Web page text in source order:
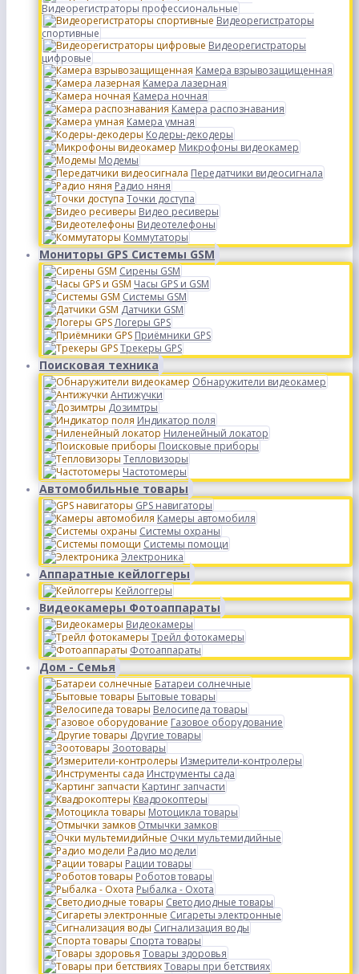
Видеорегистраторы профессиональные
Видеорегистраторы
спортивные
Видеорегистраторы
цифровые
Камера взрывозащищенная
Камера лазерная
Камера ночная
Камера распознавания
Камера умная
Кодеры-декодеры
Микрофоны видеокамер
Модемы
Передатчики видеосигнала
Радио няня
Точки доступа
Видео ресиверы
Видеотелефоны
Коммутаторы
Мониторы GPS Системы GSM
Сирены GSM
Часы GPS и GSM
Системы GSM
Датчики GSM
Логеры GPS
Приёмники GPS
Трекеры GPS
Поисковая техника
Обнаружители видеокамер
Антижучки
Дозимтры
Индикатор поля
Ниленейный локатор
Поисковые приборы
Тепловизоры
Частотомеры
Автомобильные товары
GPS навигаторы
Камеры автомобиля
Системы охраны
Системы помощи
Электроника
Аппаратные кейлоггеры
Кейлоггеры
Видеокамеры Фотоаппараты
Видеокамеры
Трейл фотокамеры
Фотоаппараты
Дом - Семья
Батареи солнечные
Бытовые товары
Велосипеда товары
Газовое оборудование
Другие товары
Зоотовары
Измерители-контролеры
Инструменты сада
Картинг запчасти
Квадрокоптеры
Мотоцикла товары
Отмычки замков
Очки мультемидийные
Радио модели
Рации товары
Роботов товары
Рыбалка - Охота
Светодиодные товары
Сигареты электронные
Сигнализация воды
Спорта товары
Товары здоровья
Товары при бетствиях